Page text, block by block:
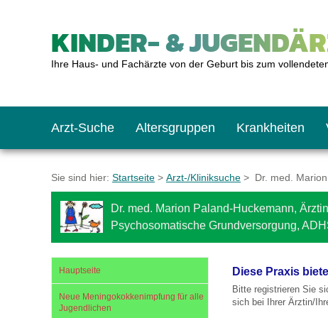
KINDER- &
Ihre Haus- und Fachärzte von der Geburt bis zum
Arzt-Suche Altersgruppen
Das erste Jahr
Kleinkinder
Schulkinder
Krankheiten
Baby: U1 bis U6
Kleinkind: U7 bis U9
Schulkind: U10 bis
Impfkalender
Impfen: Wann und
Was muss man
Notrufnummern
Giftnotruf
Hausapotheke
Notdienste
Sozialpädiatrie
Gesundheitsämter
BMI-Rechner
Körpergrößen-
Blutdruckrechner
Sie sind hier: Startseite > Arzt-/Kliniksuche > Dr. med. Marion
Dr. med. Marion Paland-Huckemann,
Psychosomatische Grundversorgung,
Hauptseite
Neue Meningokokkenimpfung für alle
Jugendlichen
Diese Praxis
Bitte registrieren Sie
sich bei Ihrer Ärztin/